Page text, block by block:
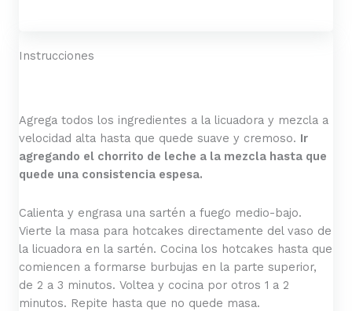
Instrucciones
Agrega todos los ingredientes a la licuadora y mezcla a
velocidad alta hasta que quede suave y cremoso. Ir
agregando el chorrito de leche a la mezcla hasta que
quede una consistencia espesa.
Calienta y engrasa una sartén a fuego medio-bajo.
Vierte la masa para hotcakes directamente del vaso de
la licuadora en la sartén. Cocina los hotcakes hasta que
comiencen a formarse burbujas en la parte superior,
de 2 a 3 minutos. Voltea y cocina por otros 1 a 2
minutos. Repite hasta que no quede masa.